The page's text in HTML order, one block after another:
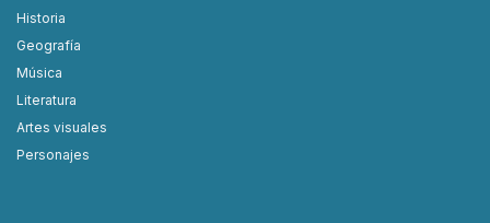
Historia
Geografía
Música
Literatura
Artes visuales
Personajes